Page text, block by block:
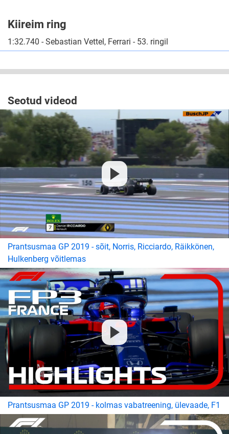
Kiireim ring
1:32.740 - Sebastian Vettel, Ferrari - 53. ringil
Seotud videod
Prantsusmaa GP 2019 - sõit, Norris, Ricciardo, Räikkönen,
Hulkenberg võitlemas
Prantsusmaa GP 2019 - kolmas vabatreening, ülevaade, F1